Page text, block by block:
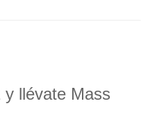
y llévate Mass